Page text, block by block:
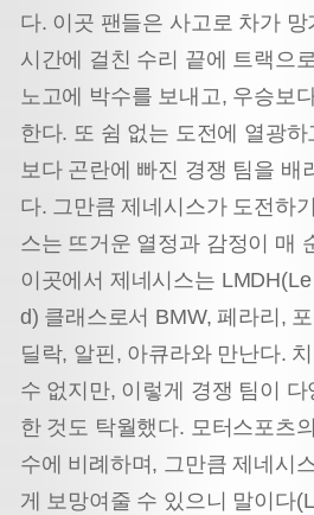
다. 이곳 팬들은 사고로 차가
시간에 걸친 수리 끝에 트랙으
노고에 박수를 보내고, 우승보
한다. 또 쉼 없는 도전에 열광
보다 곤란에 빠진 경쟁 팀을 배
다. 그만큼 제네시스가 도전하
스는 뜨거운 열정과 감정이 매
이곳에서 제네시스는
d) 클래스로서 BMW, 페라리,
딜락, 알핀, 아큐라와 만난다.
수 없지만, 이렇게 경쟁 팀이
한 것도 탁월했다. 모터스포츠
수에 비례하며, 그만큼 제네시
게 보망여줄 수 있으니 말이다